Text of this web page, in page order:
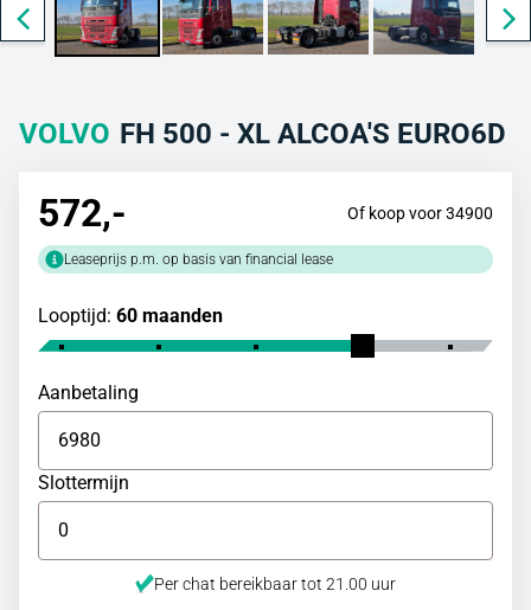
VOLVO FH 500 - XL ALCOA'S EURO6D
572,- Of koop voor 34900
Leaseprijs p.m. op basis van financial lease
Looptijd: 60 maanden
Aanbetaling
Slottermijn
Per chat bereikbaar tot 21.00 uur